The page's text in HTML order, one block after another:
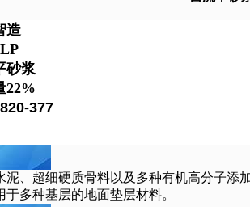
造
砂浆
22%
377
泥、超细硬质骨料以及多种有机高分子添
多种基层的地面垫层材料。